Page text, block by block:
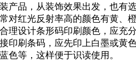
产品，从装饰效果出发，也有
对红光反射率高的颜色有黄、橙
理设计条形码印刷颜色，应充
印刷条码，应先印上白墨或黄
色等，这样便于识读使用。